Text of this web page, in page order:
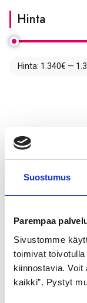
Suostumus
Parempaa
Sivustomme
toimivat
kiinnostavia. Voit
kaikki”. Pystyt
Hinta
Hinta: 1.340€ —